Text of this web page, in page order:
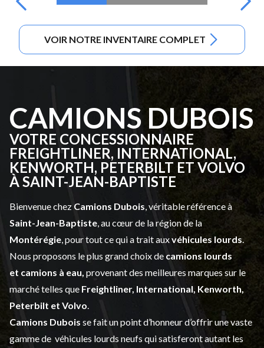
VOIR NOTRE INVENTAIRE COMPLET
CAMIONS DUBOIS
VOTRE CONCESSIONNAIRE
FREIGHTLINER, INTERNATIONAL,
KENWORTH, PETERBILT ET VOLVO
À SAINT-JEAN-BAPTISTE
Bienvenue chez Camions Dubois , véritable référence à
Saint-Jean-Baptiste , au cœur de la région de la
Montérégie , pour tout ce qui a trait auxvéhicules lourds
Nous proposons le plus grand choix de camions lourds
et camions à eau, provenant des meilleures marques sur le
marché telles que Freightliner, International, Kenworth,
Peterbilt et Volvo
Camions Dubois se fait un point d’honneur d’offrir une vaste
gamme de véhicules lourds neufs qui satisferont autant les